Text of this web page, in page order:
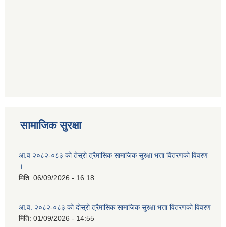
सामाजिक सुरक्षा
आ.व २०८२-०८३ को तेस्रो त्रैमासिक सामाजिक सुरक्षा भत्ता वितरणको विवरण
।
मिति: 06/09/2026 - 16:18
आ.व. २०८२-०८३ को दोस्रो त्रैमासिक सामाजिक सुरक्षा भत्ता वितरणको विवरण
मिति: 01/09/2026 - 14:55